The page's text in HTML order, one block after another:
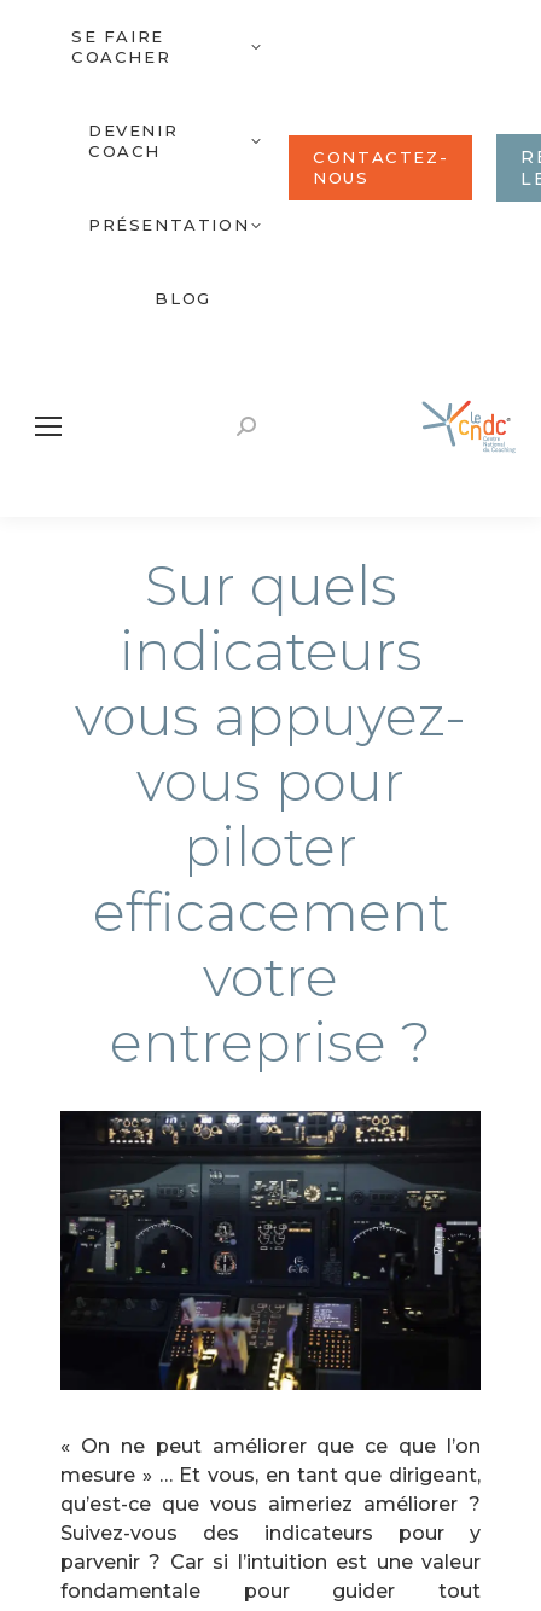
SE FAIRE
COACHER
DEVENIR
COACH
PRÉSENTATION
BLOG
CONTACTEZ-
NOUS
Recherche
Sur quels
indicateurs
vous appuyez-
vous pour
piloter
efficacement
votre
entreprise ?
« On ne peut améliorer que ce que l’on
mesure » … Et vous, en tant que dirigeant,
qu’est-ce que vous aimeriez améliorer ?
Suivez-vous des indicateurs pour y
parvenir ? Car si l’intuition est une valeur
fondamentale pour guider tout